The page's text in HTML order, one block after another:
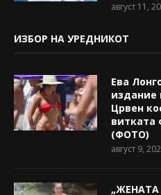
август 11,
ИЗБОР НА УРЕДНИКОТ
Ева
издание
Црвен
витката
(ФОТО)
август 9,